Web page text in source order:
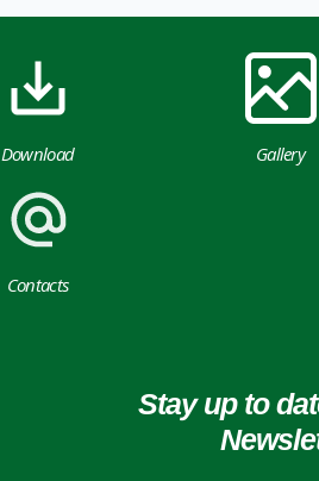
Download Gallery
Contacts
Stay up to